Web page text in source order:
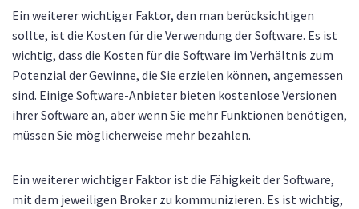
Ein weiterer wichtiger Faktor, den man berücksichtigen
sollte, ist die Kosten für die Verwendung der Software. Es ist
wichtig, dass die Kosten für die Software im Verhältnis zum
Potenzial der Gewinne, die Sie erzielen können, angemessen
sind. Einige Software-Anbieter bieten kostenlose Versionen
ihrer Software an, aber wenn Sie mehr Funktionen benötigen,
müssen Sie möglicherweise mehr bezahlen.
Ein weiterer wichtiger Faktor ist die Fähigkeit der Software,
mit dem jeweiligen Broker zu kommunizieren. Es ist wichtig,